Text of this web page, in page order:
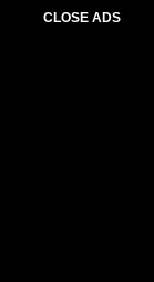
CLOSE ADS